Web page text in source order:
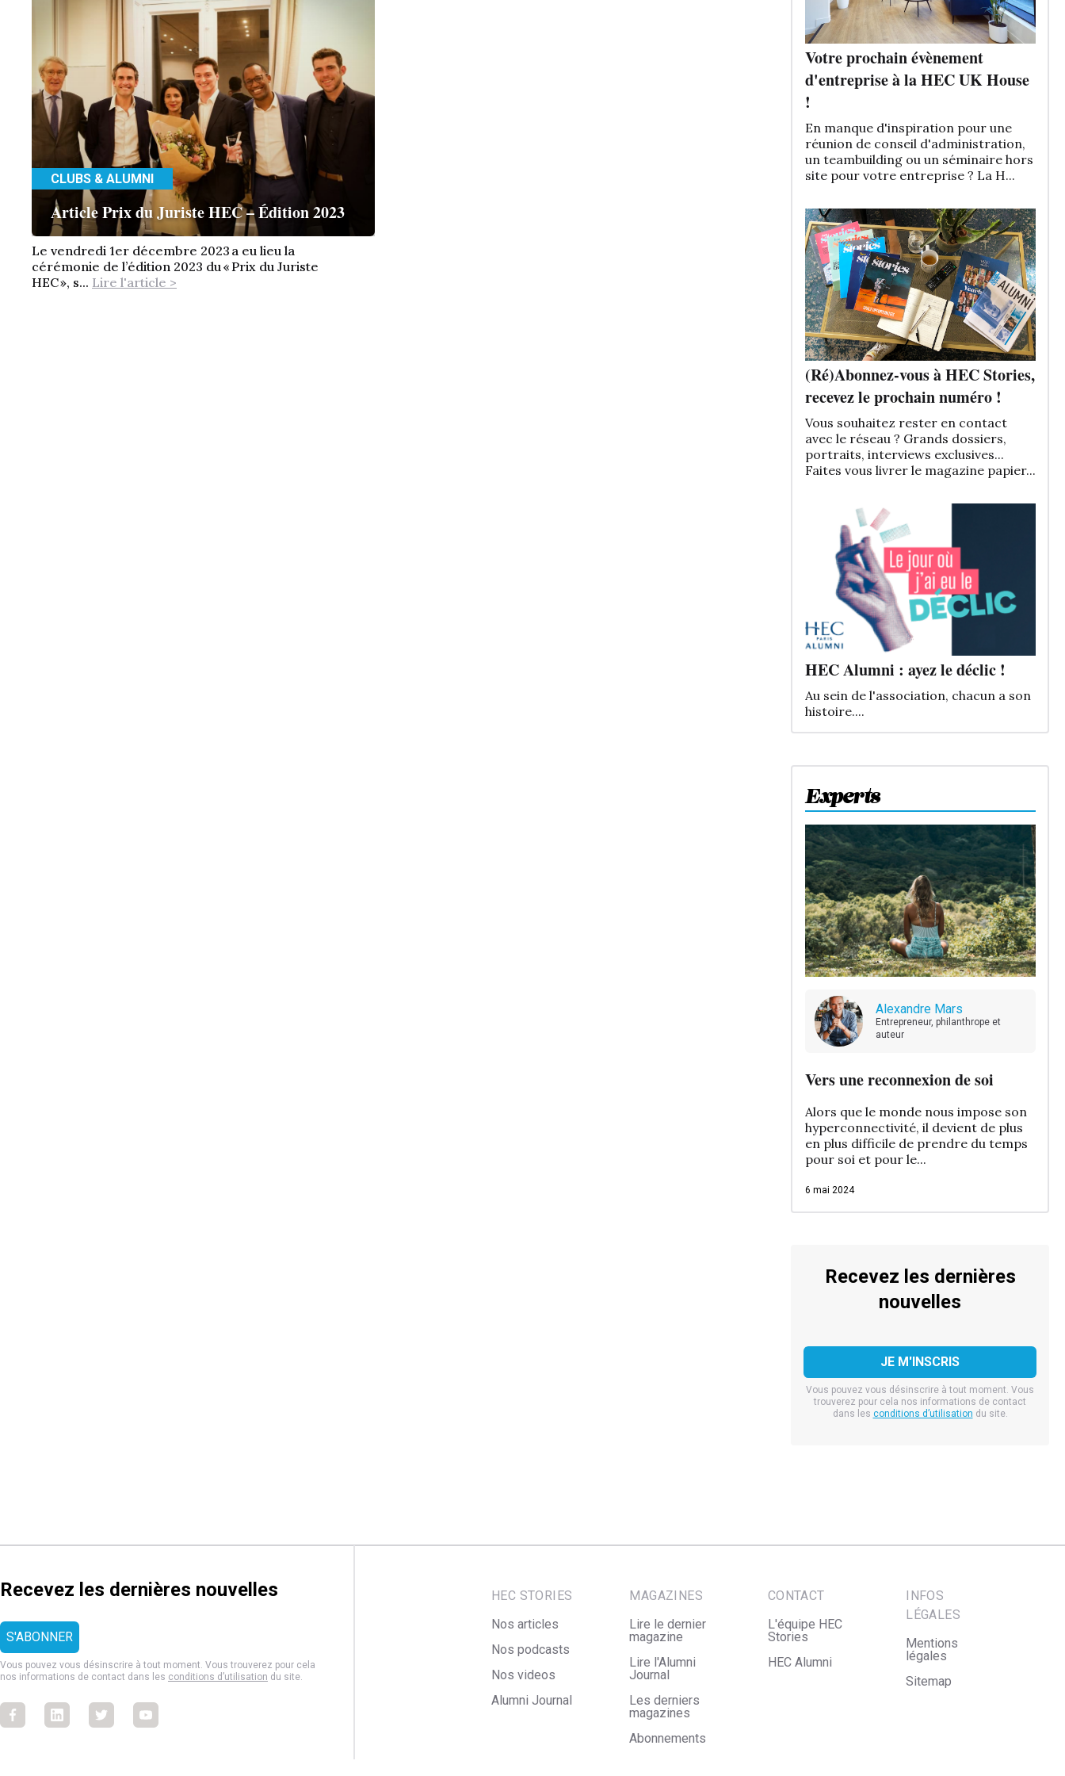
CLUBS & ALUMNI
Article Prix du Juriste HEC – Édition 2023
Le vendredi 1er décembre 2023 a eu lieu la
cérémonie de l’édition 2023 du « Prix du Juriste
HEC », s... Lire l'article >
Experts
Alexandre Mars
Entrepreneur, philanthrope et
auteur
Vers une reconnexion de soi
Alors que le monde nous impose son
hyperconnectivité, il devient de plus
en plus difficile de prendre du temps
pour soi et pour le...
6 mai 2024
Recevez les dernières
nouvelles
Vous pouvez vous désinscrire à tout moment. Vous
trouverez pour cela nos informations de contact
dans les conditions d’utilisation du site.
Votre prochain évènement
d'entreprise à la HEC UK House
!
En manque d'inspiration pour une
réunion de conseil d'administration,
un teambuilding ou un séminaire hors
site pour votre entreprise ? La H...
(Ré)Abonnez-vous à HEC Stories,
recevez le prochain numéro !
Vous souhaitez rester en contact
avec le réseau ? Grands dossiers,
portraits, interviews exclusives...
Faites vous livrer le magazine papier...
HEC Alumni : ayez le déclic !
Au sein de l'association, chacun a son
histoire....
Recevez les dernières nouvelles
Vous pouvez vous désinscrire à tout moment. Vous trouverez pour cela
nos informations de contact dans les conditions d’utilisation du site.
FacebookFacebookFacebookFacebook
HEC STORIES
Nos articles
Nos podcasts
Nos videos
Alumni Journal
MAGAZINES
Lire le dernier
magazine
Lire l'Alumni
Journal
Les derniers
magazines
Abonnements
CONTACT
L'équipe HEC
Stories
HEC Alumni
INFOS
LÉGALES
Mentions
légales
Sitemap